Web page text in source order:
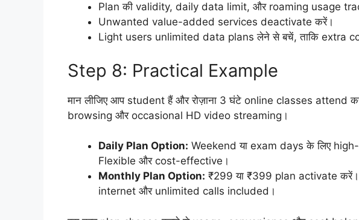
Plan की validity, daily data limit, और roaming usage
Unwanted value-added services deactivate करें।
Light users unlimited data plans लेने से बचें, ताकि extra
Step 8: Practical Example
मान लीजिए आप student हैं और रोज़ाना 3 घंटे online classes attend
browsing और occasional HD video streaming।
Daily Plan Option: Weekend या exam days के लिए
Flexible और cost-effective।
Monthly Plan Option: ₹299 या ₹399 plan activate
internet और unlimited calls included।